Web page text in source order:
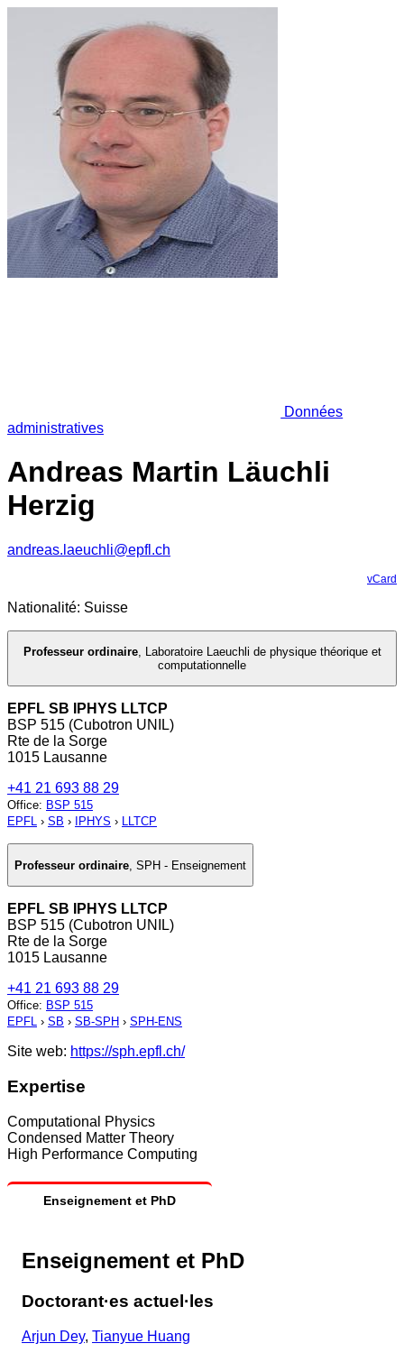
Données
administratives
Andreas Martin Läuchli
Herzig
andreas.laeuchli@epfl.ch
vCard
Nationalité: Suisse
Professeur ordinaire, Laboratoire Laeuchli de physique théorique et
computationnelle
EPFL SB IPHYS LLTCP
BSP 515 (Cubotron UNIL)
Rte de la Sorge
1015 Lausanne
+41 21 693 88 29
Office: BSP 515
EPFL › SB › IPHYS › LLTCP
Professeur ordinaire SPH - Enseignement
EPFL SB IPHYS LLTCP
BSP 515 (Cubotron UNIL)
Rte de la Sorge
1015 Lausanne
+41 21 693 88 29
Office: BSP 515
EPFL › SB › SB-SPH › SPH-ENS
Site web: https://sph.epfl.ch/
Expertise
Computational Physics
Condensed Matter Theory
High Performance Computing
Enseignement et PhD
Enseignement et PhD
Doctorant·es actuel·les
Arjun Dey, Tianyue Huang